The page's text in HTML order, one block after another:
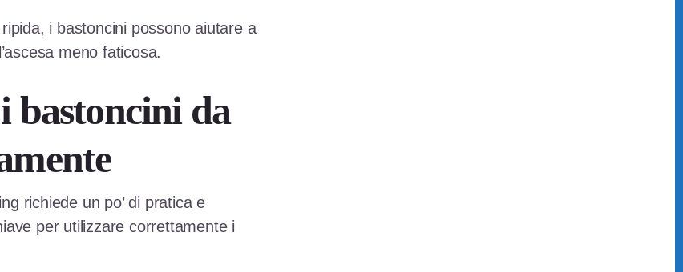
i bastoncini possono aiutare a
meno faticosa.
bastoncini da
richiede un po’ di pratica e
per utilizzare correttamente i